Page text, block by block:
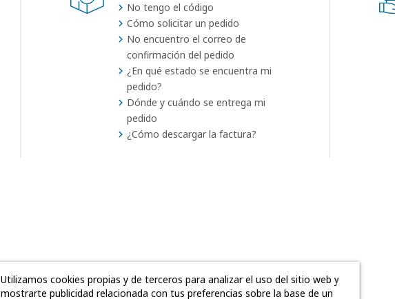
No tengo el código
Cómo solicitar un pedido
No encuentro el correo de
confirmación del pedido
¿En qué estado se encuentra mi
pedido?
Dónde y cuándo se entrega mi
pedido
¿Cómo descargar la factura?
Utilizamos cookies propias y de terceros para analizar el uso del sitio web y
mostrarte publicidad relacionada con tus preferencias sobre la base de un